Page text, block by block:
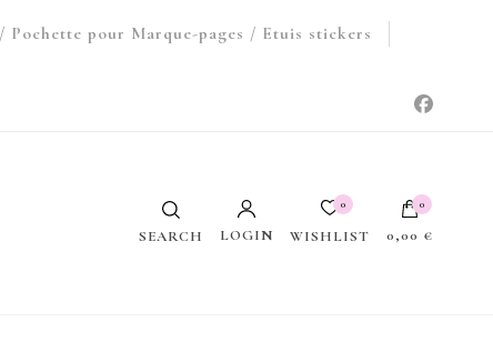
Pochette pour Marque-pages / Etuis stickers
SEARCH LOGIN
0
WISHLIST
0
0,00 €